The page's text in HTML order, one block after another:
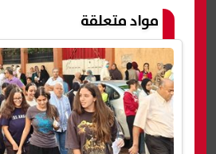
مواد متعلقة